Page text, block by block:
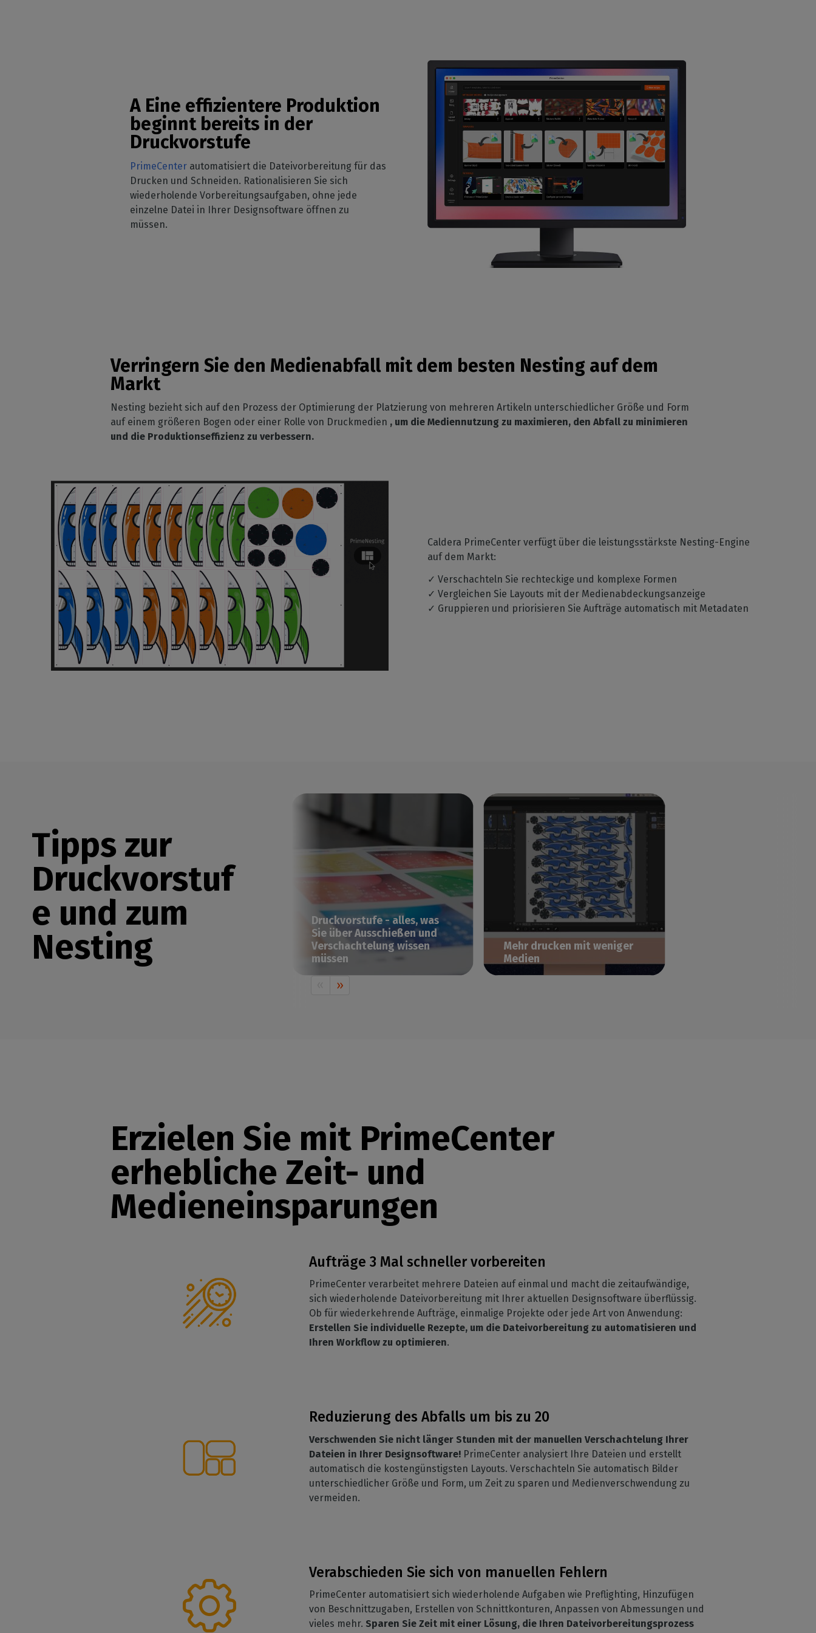
A Eine effizientere Produktion
beginnt bereits in der
Druckvorstufe
PrimeCenter automatisiert die Dateivorbereitung für das
Drucken und Schneiden. Rationalisieren Sie sich
wiederholende Vorbereitungsaufgaben, ohne jede
einzelne Datei in Ihrer Designsoftware öffnen zu
müssen.
Verringern Sie den Medienabfall mit dem besten Nesting auf dem
Markt
Nesting bezieht sich auf den Prozess der Optimierung der Platzierung von mehreren Artikeln unterschiedlicher Größe und Form
auf einem größeren Bogen oder einer Rolle von Druckmedien , um die Mediennutzung zu maximieren, den Abfall zu minimieren
und die Produktionseffizienz zu verbessern.
Caldera PrimeCenter verfügt über die leistungsstärkste Nesting-Engine
auf dem Markt:
✓ Verschachteln Sie rechteckige und komplexe Formen
✓ Vergleichen Sie Layouts mit der Medienabdeckungsanzeige
✓ Gruppieren und priorisieren Sie Aufträge automatisch mit Metadaten
Tipps zur
Druckvorstuf
e und zum
Nesting
Druckvorstufe - alles, was
Sie über Ausschießen und
Verschachtelung wissen
müssen
in der Druckvorstufe) hört man oft
Mehr drucken mit weniger
Medien
Erzielen Sie mit PrimeCenter
erhebliche Zeit- und
Medieneinsparungen
Aufträge 3 Mal schneller vorbereiten
PrimeCenter verarbeitet mehrere Dateien auf einmal und macht die zeitaufwändige,
sich wiederholende Dateivorbereitung mit Ihrer aktuellen Designsoftware überflüssig.
Ob für wiederkehrende Aufträge, einmalige Projekte oder jede Art von Anwendung:
Erstellen Sie individuelle Rezepte, um die Dateivorbereitung zu automatisieren und
Ihren Workflow zu optimieren.
Reduzierung des Abfalls um bis zu 20
Verschwenden Sie nicht länger Stunden mit der manuellen Verschachtelung Ihrer
Dateien in Ihrer Designsoftware!PrimeCenter analysiert Ihre Dateien und erstellt
automatisch die kostengünstigsten Layouts. Verschachteln Sie automatisch Bilder
unterschiedlicher Größe und Form, um Zeit zu sparen und Medienverschwendung zu
vermeiden.
Verabschieden Sie sich von manuellen Fehlern
PrimeCenter automatisiert sich wiederholende Aufgaben wie Preflighting, Hinzufügen
von Beschnittzugaben, Erstellen von Schnittkonturen, Anpassen von Abmessungen und
vieles mehr. Sparen Sie Zeit mit einer Lösung, die Ihren Dateivorbereitungsprozess